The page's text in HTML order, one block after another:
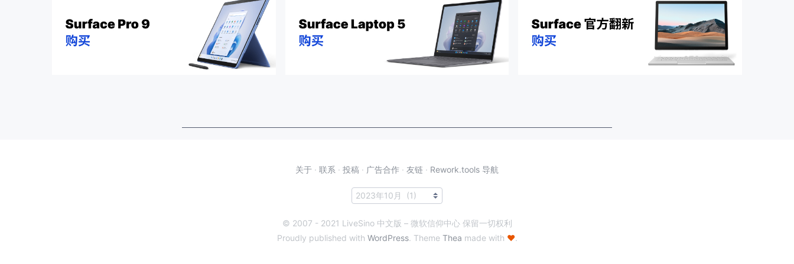
关于 · 联系 · 投稿 · 广告合作 · 友链 · Rework.tools 导航
© 2007 - 2021 LiveSino 中文版 – 微软信仰中心 保留一切权利
Proudly published with WordPress. Theme Thea made with ♥.